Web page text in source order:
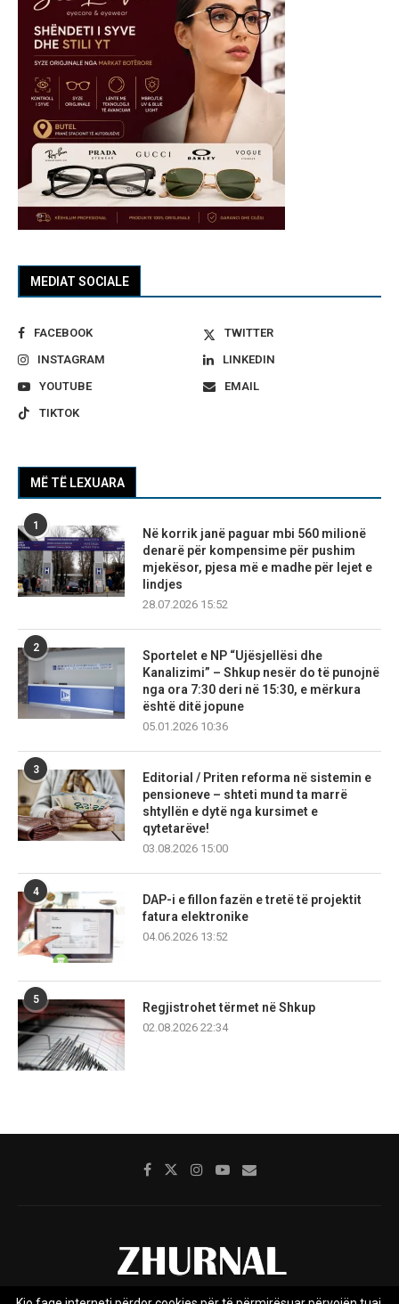
MEDIAT SOCIALE
FACEBOOK
TWITTER
INSTAGRAM
LINKEDIN
YOUTUBE
EMAIL
TIKTOK
MË TË LEXUARA
1
Në korrik janë paguar mbi 560 milionë
denarë për kompensime për pushim
mjekësor, pjesa më e madhe për lejet e
lindjes
28.07.2026 15:52
2
Sportelet e NP “Ujësjellësi dhe
Kanalizimi” – Shkup nesër do të punojnë
nga ora 7:30 deri në 15:30, e mërkura
është ditë jopune
05.01.2026 10:36
3
Editorial / Priten reforma në sistemin e
pensioneve – shteti mund ta marrë
shtyllën e dytë nga kursimet e
qytetarëve!
03.08.2026 15:00
4
DAP-i e fillon fazën e tretë të projektit
fatura elektronike
04.06.2026 13:52
5
Regjistrohet tërmet në Shkup
02.08.2026 22:34